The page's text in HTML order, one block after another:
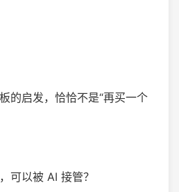
的启发，恰恰不是“再买一个
可以被 AI 接管？